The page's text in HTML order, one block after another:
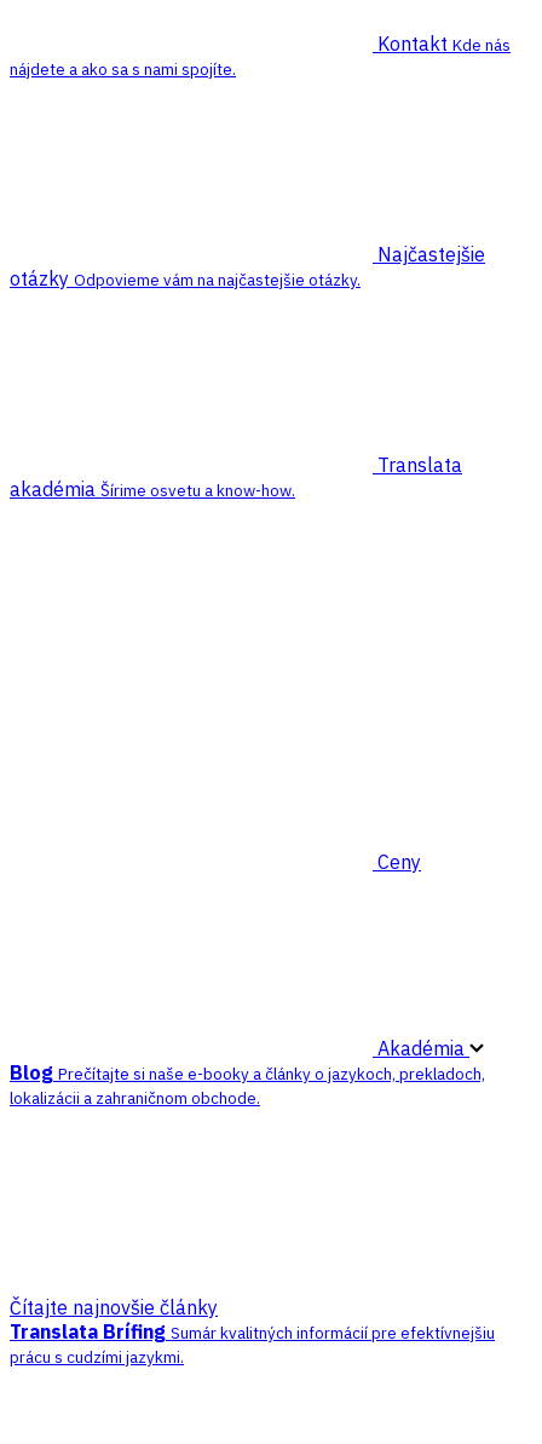
Kontakt Kde nás
nájdete a ako sa s nami spojíte.
Najčastejšie
otázky Odpovieme vám na najčastejšie otázky.
Translata
akadémia Šírime osvetu a know-how.
Ceny
Akadémia
Blog Prečítajte si naše e-booky a články o jazykoch, prekladoch,
lokalizácii a zahraničnom obchode.
Čítajte najnovšie články
Translata Brífing Sumár kvalitných informácií pre efektívnejšiu
prácu s cudzími jazykmi.